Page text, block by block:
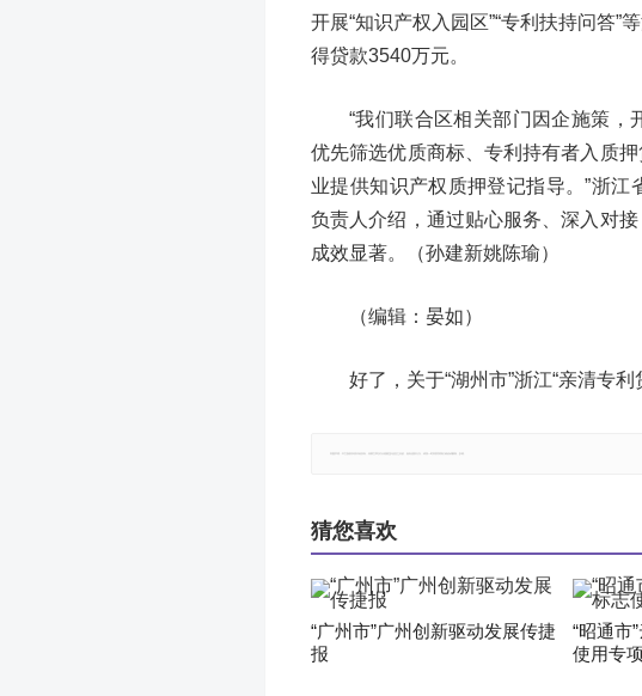
开展“知识产权入园区”“专利扶持问答
得贷款3540万元。
“我们联合区相关部门因企施策，
优先筛选优质商标、专利持有者入质
业提供知识产权质押登记指导。”浙
负责人介绍，通过贴心服务、深入对
成效显著。（孙建新姚陈瑜）
（编辑：晏如）
好了，关于“湖州市”浙江“亲清专
猜您喜欢
“广州市”广州创新驱动发展传捷
报
“昭通市
使用专